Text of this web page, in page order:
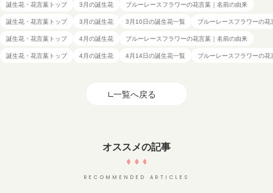
誕生花・花言葉トップ 3月の誕生花 ブルーレースフラワーの花言葉｜名前の由来
誕生花・花言葉トップ 3月の誕生花 3月10日の誕生花一覧 ブルーレースフラワーの花
誕生花・花言葉トップ 4月の誕生花 ブルーレースフラワーの花言葉｜名前の由来
誕生花・花言葉トップ 4月の誕生花 4月14日の誕生花一覧 ブルーレースフラワーの花
一覧へ戻る
オススメの記事
RECOMMENDED ARTICLES